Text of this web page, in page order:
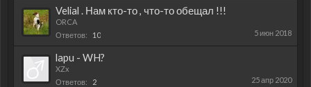
Velial . Нам кто-то , что-то обещал !!!
ORCA
Ответов:
10 5 июн 2018
lapu - WH?
XZx
Ответов:
2 25 апр 2020